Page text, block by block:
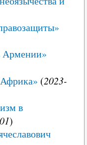
Армении»
(2023-
в
)